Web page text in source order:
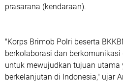
prasarana (kendaraan).
"Korps Brimob Polri beserta
berkolaborasi dan
untuk mewujudkan tujuan utama
berkelanjutan di Indonesia," ujar